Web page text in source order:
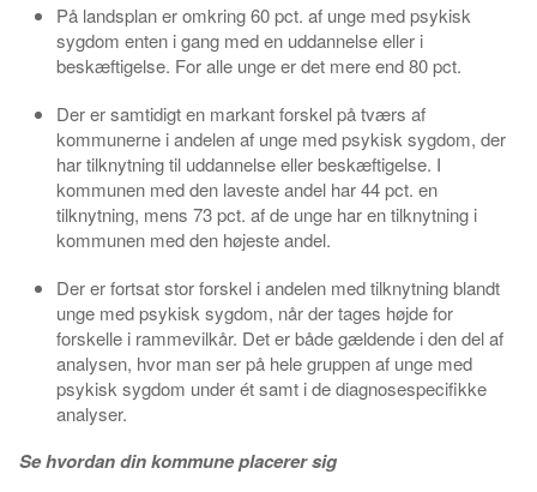
På landsplan er omkring 60 pct. af unge med psykisk
sygdom enten i gang med en uddannelse eller i
beskæftigelse. For alle unge er det mere end 80 pct.
Der er samtidigt en markant forskel på tværs af
kommunerne i andelen af unge med psykisk sygdom, der
har tilknytning til uddannelse eller beskæftigelse. I
kommunen med den laveste andel har 44 pct. en
tilknytning, mens 73 pct. af de unge har en tilknytning i
kommunen med den højeste andel.
Der er fortsat stor forskel i andelen med tilknytning blandt
unge med psykisk sygdom, når der tages højde for
forskelle i rammevilkår. Det er både gældende i den del af
analysen, hvor man ser på hele gruppen af unge med
psykisk sygdom under ét samt i de diagnosespecifikke
analyser.
Se hvordan din kommune placerer sig